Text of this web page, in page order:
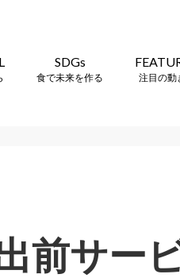
SDGs
食で未来を作る 注目の動
前サー